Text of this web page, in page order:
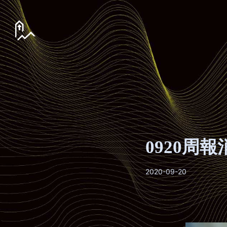
0920周報
2020-09-20